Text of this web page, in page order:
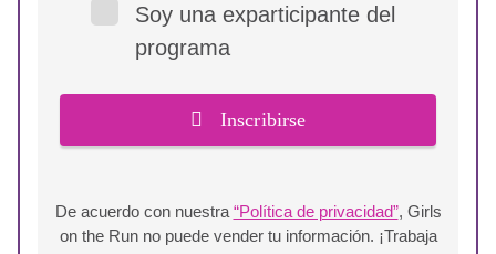
Inscribirse
Soy una exparticipante del
programa
De acuerdo con nuestra “Política de privacidad”, Girls
on the Run no puede vender tu información. ¡Trabaja